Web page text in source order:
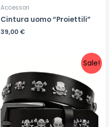
Accessori
Cintura uomo “Proiettili”
39,00 €
Sale!